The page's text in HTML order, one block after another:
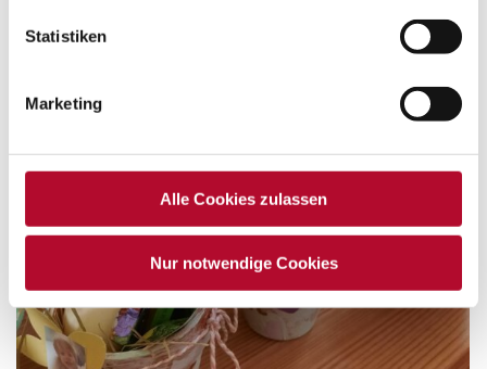
Statistiken
Marketing
Alle Cookies zulassen
Nur notwendige Cookies